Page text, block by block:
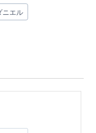
ニエル